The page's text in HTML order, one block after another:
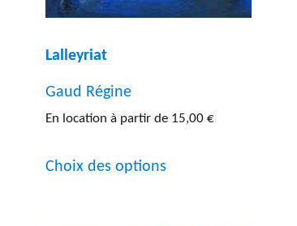
Lalleyriat
Gaud Régine
En location à partir de 15,00 €
Choix des options